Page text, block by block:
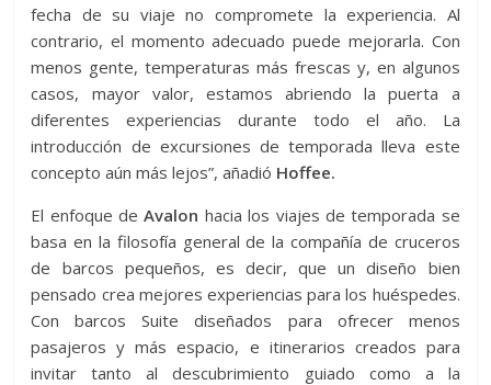
fecha de su viaje no compromete la experiencia. Al
contrario, el momento adecuado puede mejorarla. Con
menos gente, temperaturas más frescas y, en algunos
casos, mayor valor, estamos abriendo la puerta a
diferentes experiencias durante todo el año. La
introducción de excursiones de temporada lleva este
concepto aún más lejos”, añadió Hoffee.
El enfoque deAvalon hacia los viajes de temporada se
basa en la filosofía general de la compañía de cruceros
de barcos pequeños, es decir, que un diseño bien
pensado crea mejores experiencias para los huéspedes.
Con barcos Suite diseñados para ofrecer menos
pasajeros y más espacio, e itinerarios creados para
invitar tanto al descubrimiento guiado como a la